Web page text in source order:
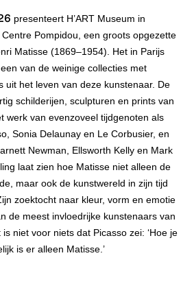
presenteert H’ART Museum in
Pompidou, een groots opgezette
Matisse (1869–1954). Het in Parijs
van de weinige collecties met
uit het leven van deze kunstenaar. De
schilderijen, sculpturen en prints van
werk van evenzoveel tijdgenoten als
Sonia Delaunay en Le Corbusier, en
Newman, Ellsworth Kelly en Mark
laat zien hoe Matisse niet alleen de
maar ook de kunstwereld in zijn tijd
zoektocht naar kleur, vorm en emotie
de meest invloedrijke kunstenaars van
niet voor niets dat Picasso zei: ‘Hoe je
is er alleen Matisse.’